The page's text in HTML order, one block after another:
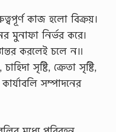
কাজ হলো বিক্রয়।
মুনাফা নির্ভর করে।
করলেই চলে ন॥
সৃষ্টি, ক্রেতা সৃষ্টি,
সম্পাদনের